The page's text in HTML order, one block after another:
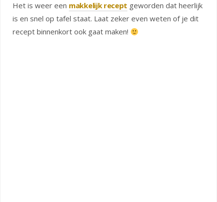
Het is weer een makkelijk recept geworden dat heerlijk
is en snel op tafel staat. Laat zeker even weten of je dit
recept binnenkort ook gaat maken!